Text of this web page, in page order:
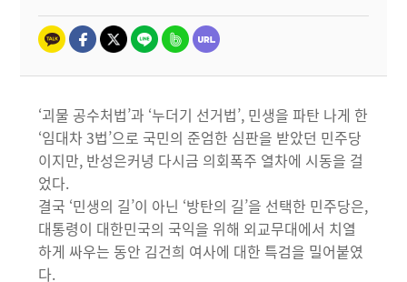
‘괴물 공수처법’과 ‘누더기 선거법’, 민생을 파탄 나게 한
‘임대차 3법’으로 국민의 준엄한 심판을 받았던 민주당
이지만, 반성은커녕 다시금 의회폭주 열차에 시동을 걸
었다.
결국 ‘민생의 길’이 아닌 ‘방탄의 길’을 선택한 민주당은,
대통령이 대한민국의 국익을 위해 외교무대에서 치열
하게 싸우는 동안 김건희 여사에 대한 특검을 밀어붙였
다.